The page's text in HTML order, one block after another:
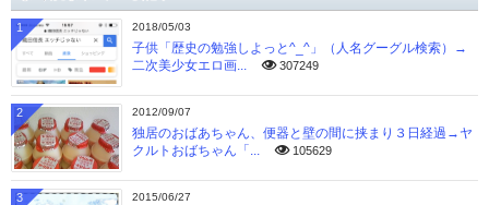
2018/05/03
子供「歴史の勉強しよっと^_^」（人名グーグル検索）→
二次美少女エロ画...
307249
1
2012/09/07
独居のおばあちゃん、便器と壁の間に挟まり３日経過→ヤ
クルトおばちゃん「...
105629
2
2015/06/27
3